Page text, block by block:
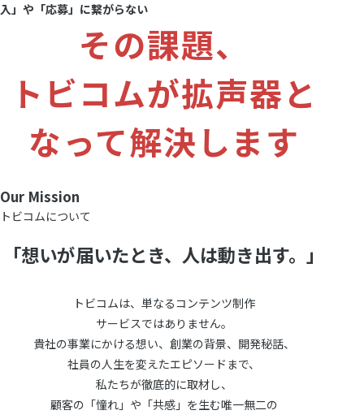
入」や「応募」に繋がらない
その課題、
トビコムが拡声器と
なって解決します
Our Mission
トビコムについて
「想いが届いたとき、人は動き出す。」
トビコムは、単なるコンテンツ制作
サービスではありません。
貴社の事業にかける想い、創業の背景、開発秘話、
社員の人生を変えたエピソードまで、
私たちが徹底的に取材し、
顧客の「憧れ」や「共感」を生む唯一無二の